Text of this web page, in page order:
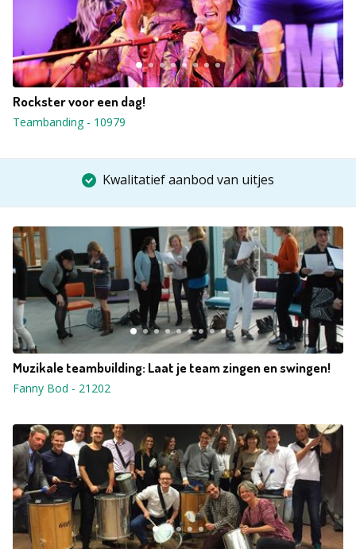
Rockster voor een dag!
Teambanding- 10979
Kwalitatief aanbod van uitjes
Muzikale teambuilding: Laat je team zingen en swingen!
Fanny Bod - 21202